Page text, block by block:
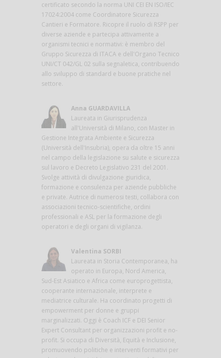
certificato secondo la norma UNI CEI EN ISO/IEC
17024:2004 come Coordinatore Sicurezza
Cantieri e Formatore. Ricopre il ruolo di RSPP per
diverse aziende e partecipa attivamente a
organismi tecnici e normativi: è membro del
Gruppo Sicurezza di ITACA e dell'Organo Tecnico
UNI/CT 042/GL 02 sulla segnaletica, contribuendo
allo sviluppo di standard e buone pratiche nel
settore.
Anna GUARDAVILLA
Laureata in Giurisprudenza
all'Università di Milano, con Master in
Gestione Integrata Ambiente e Sicurezza
(Università dell'Insubria), opera da oltre 15 anni
nel campo della legislazione su salute e sicurezza
sul lavoro e Decreto Legislativo 231 del 2001.
Svolge attività di divulgazione giuridica,
formazione e consulenza per aziende pubbliche
e private. Autrice di numerosi testi, collabora con
associazioni tecnico-scientifiche, ordini
professionali e ASL per la formazione degli
operatori e degli organi di vigilanza.
Valentina SORBI
Laureata in Storia Contemporanea, ha
operato in Europa, Nord America,
Sud-Est Asiatico e Africa come europrogettista,
cooperante internazionale, interprete e
mediatrice culturale. Ha coordinato progetti di
empowerment per donne e gruppi
marginalizzati. Oggi è Coach ICF e DEI Senior
Expert Consultant per organizzazioni profit e no-
profit. Si occupa di Diversità, Equità e Inclusione,
promuovendo politiche e interventi formativi per